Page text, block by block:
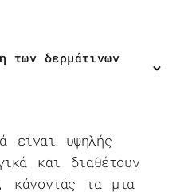
των δερμάτινων
είναι υψηλής
και διαθέτουν
κάνοντάς τα μια